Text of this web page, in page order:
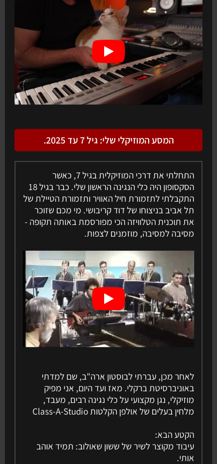
המסע המוזיקלי שלי: גיל 7 עד 2025.
התחלתי את דרכי המוזיקלית בגיל 7, כאשר
הסקסופון היה כלי הנגינה הראשון שלי. כבר בגיל 18
התקבלתי לתזמורת חיל האוויר ותזמורת הטיילת של
תל אביב בניצוחו של דוד קריבושי. מי מכם שזוכר
את תוכנית הטלוויזה הכי מפורסמת באותה תקופה -
מסיבה למסיבה, מוזמנים לצפות.
לאחר מכן, עברתי לבוסטון ארה"ב, שם למדתי
באוניברסיטת ברקלי. מאז ועד היום, אני מפיק
מוזיקלי, נגן מקצועי על כלי נגינה רבים, מעבד,
מלחין בעלים של אולפן הקלטות Class-A-Studio
הקטע הבא:
עיבוד מקוצר לשיר של ששון שאולוב: תמיד אוהב
אותי.